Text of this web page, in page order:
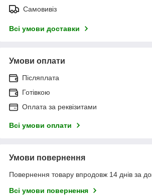
Самовивіз
Всі умови доставки
Умови оплати
Післяплата
Готівкою
Оплата за реквізитами
Всі умови оплати
Умови повернення
Повернення товару впродовж 14 днів за
Всі умови повернення